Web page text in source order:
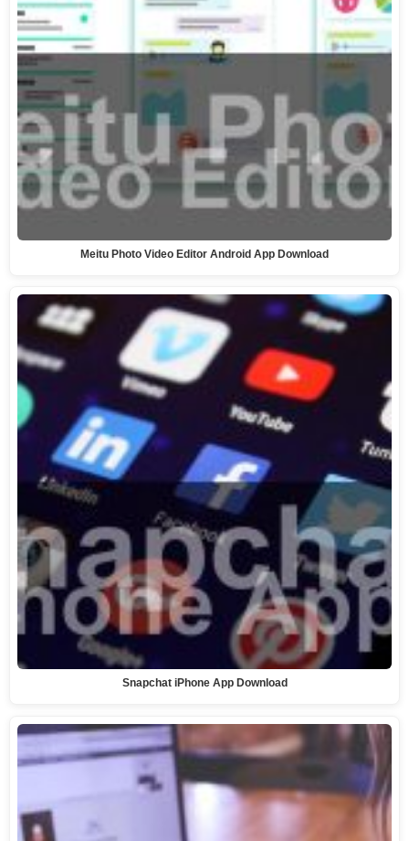
Meitu Photo Video Editor Android App Download
Snapchat iPhone App Download